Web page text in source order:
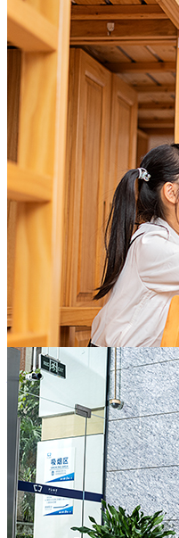
助力实现物业资
体系化的招商支持策略，
托管
长期良好的租户满意度，
分实现地产资产保值增值
地产开发商
值得信赖的全面
灵活敏捷的响应速度，严
业高效的服务意识
是随时在您身边的可靠伙伴
机关事业单位
助力教学开展，
协助校方办校理念的实施
全力营造校园舒心环境及
宽心、家长安心、学生倍
教育院校